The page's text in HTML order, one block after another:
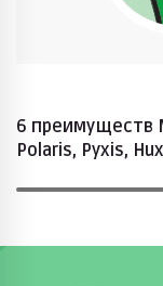
6 преимуществ
Polaris, Pyxis, Hux